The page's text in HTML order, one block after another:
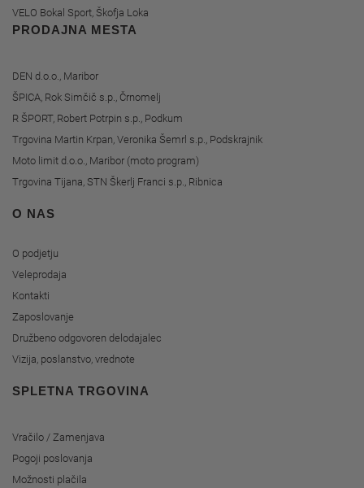
VELO Bokal Sport, Škofja Loka
PRODAJNA MESTA
DEN d.o.o., Maribor
ŠPICA, Rok Simčič s.p., Črnomelj
R ŠPORT, Robert Potrpin s.p., Podkum
Trgovina Martin Krpan, Veronika Šemrl s.p., Podskrajnik
Moto limit d.o.o., Maribor (moto program)
Trgovina Tijana, STN Škerlj Franci s.p., Ribnica
O NAS
O podjetju
Veleprodaja
Kontakti
Zaposlovanje
Družbeno odgovoren delodajalec
Vizija, poslanstvo, vrednote
SPLETNA TRGOVINA
Vračilo / Zamenjava
Pogoji poslovanja
Možnosti plačila